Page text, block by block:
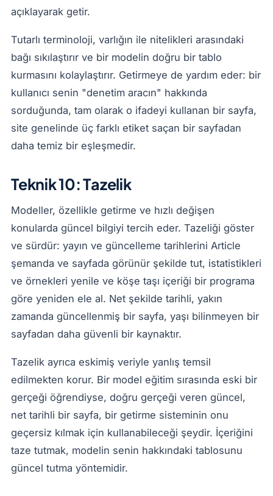
açıklayarak getir.
Tutarlı terminoloji, varlığın ile nitelikleri arasındaki
bağı sıkılaştırır ve bir modelin doğru bir tablo
kurmasını kolaylaştırır. Getirmeye de yardım eder: bir
kullanıcı senin "denetim aracın" hakkında
sorduğunda, tam olarak o ifadeyi kullanan bir sayfa,
site genelinde üç farklı etiket saçan bir sayfadan
daha temiz bir eşleşmedir.
Teknik 10: Tazelik
Modeller, özellikle getirme ve hızlı değişen
konularda güncel bilgiyi tercih eder. Tazeliği göster
ve sürdür: yayın ve güncelleme tarihlerini Article
şemanda ve sayfada görünür şekilde tut, istatistikleri
ve örnekleri yenile ve köşe taşı içeriği bir programa
göre yeniden ele al. Net şekilde tarihli, yakın
zamanda güncellenmiş bir sayfa, yaşı bilinmeyen bir
sayfadan daha güvenli bir kaynaktır.
Tazelik ayrıca eskimiş veriyle yanlış temsil
edilmekten korur. Bir model eğitim sırasında eski bir
gerçeği öğrendiyse, doğru gerçeği veren güncel,
net tarihli bir sayfa, bir getirme sisteminin onu
geçersiz kılmak için kullanabileceği şeydir. İçeriğini
taze tutmak, modelin senin hakkındaki tablosunu
güncel tutma yöntemidir.